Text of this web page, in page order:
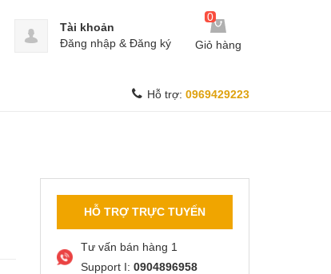
0
Giỏ hàng
Tài khoản
Đăng nhập & Đăng ký
Hỗ trợ: 0969429223
HỖ TRỢ TRỰC TUYẾN
Tư vấn bán hàng 1
Support I: 0904896958